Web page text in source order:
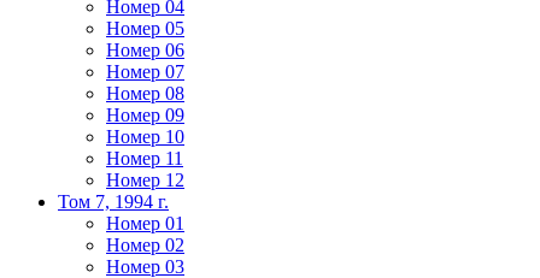
Номер 04
Номер 05
Номер 06
Номер 07
Номер 08
Номер 09
Номер 10
Номер 11
Номер 12
Том 7, 1994 г.
Номер 01
Номер 02
Номер 03